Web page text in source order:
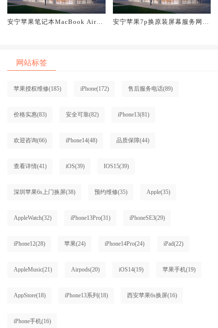
安宁苹果笔记本MacBook Air换
安宁苹果7p换原装屏幕服务网点
网站标签
苹果授权维修(185) iPhone(172) 售后服务电话(89)
价格实惠(83) 安全可靠(82) iPhone13(81)
欢迎咨询(66) iPhone14(48) 品质保障(44)
查看详情(41) iOS(39) IOS15(39)
深圳苹果6s上门换屏(38) 预约维修(35) Apple(35)
AppleWatch(32) iPhone13Pro(31) iPhoneSE3(29)
iPhone12(28) 苹果(24) iPhone14Pro(24) iPad(22)
AppleMusic(21) Airpods(20) iOS14(19) 苹果手机(19)
AppStore(18) iPhone13系列 (18) 西安苹果6s换屏(16)
iPhone手机(16)